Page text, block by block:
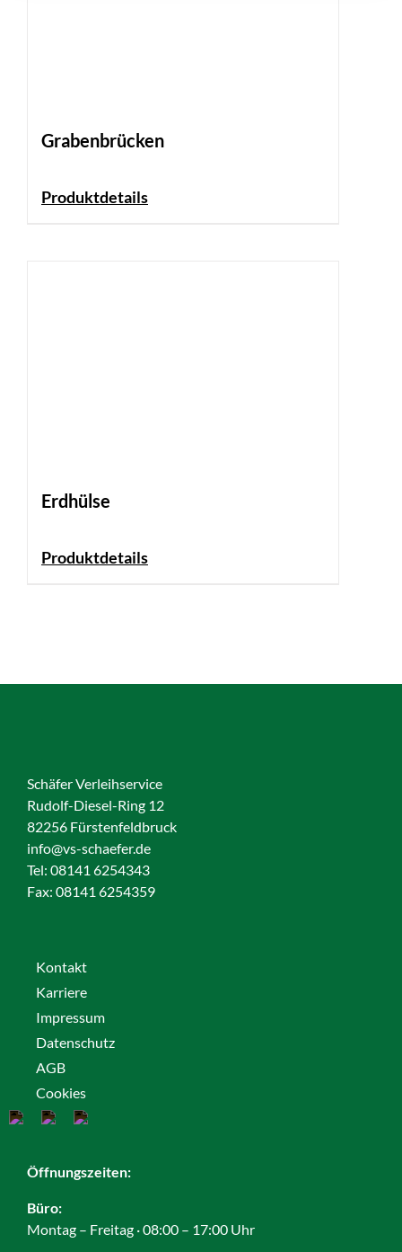
Grabenbrücken
Produktdetails
Erdhülse
Produktdetails
Schäfer Verleihservice
Rudolf-Diesel-Ring 12
82256 Fürstenfeldbruck
info@vs-schaefer.de
Tel: 08141 6254343
Fax: 08141 6254359
Kontakt
Karriere
Impressum
Datenschutz
AGB
Cookies
Öffnungszeiten:
Büro:
Montag – Freitag · 08:00 – 17:00 Uhr